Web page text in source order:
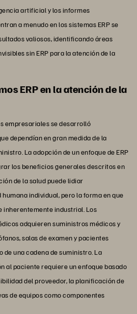
artificial y los informes
a menudo en los sistemas ERP se
valiosos, identificando áreas
sin ERP para la atención de la
ERP en la atención de la
empresariales se desarrolló
dependían en gran medida de la
La adopción de un enfoque de ERP
los beneficios generales descritos en
de la salud puede lidiar
individual, pero la forma en que
inherentemente industrial. Los
adquieren suministros médicos y
salas de examen y pacientes
de una cadena de suministro. La
al paciente requiere un enfoque basado
del proveedor, la planificación de
de equipos como componentes